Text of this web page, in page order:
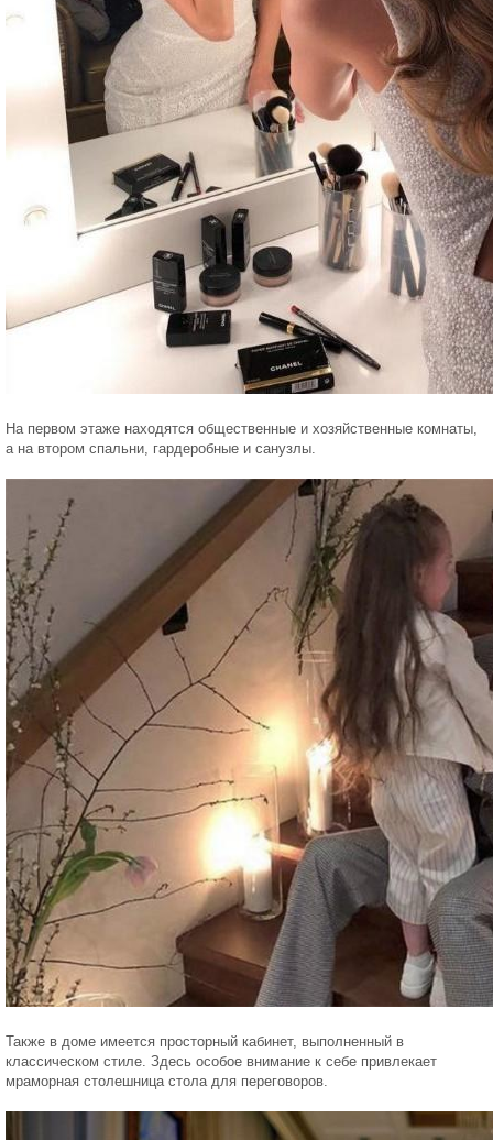
На первом этаже находятся общественные и хозяйственные комнаты,
а на втором спальни, гардеробные и санузлы.
Также в доме имеется просторный кабинет, выполненный в
классическом стиле. Здесь особое внимание к себе привлекает
мраморная столешница стола для переговоров.